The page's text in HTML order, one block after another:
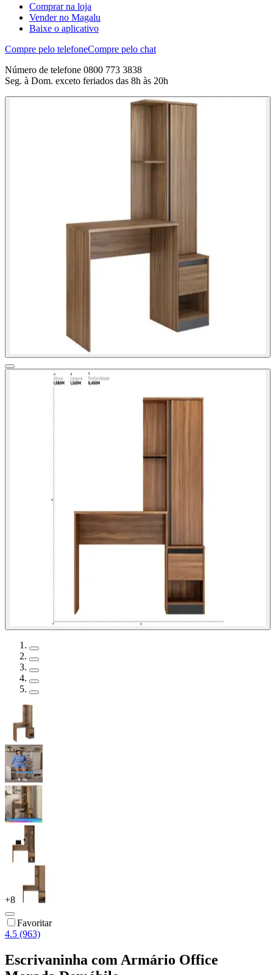
Comprar na loja
Vender no Magalu
Baixe o aplicativo
Compre pelo telefoneCompre pelo chat
Número de telefone 0800 773 3838
Seg. à Dom. exceto feriados das 8h às 20h
+8
Favoritar
4.5 (963)
Escrivaninha com Armário Office